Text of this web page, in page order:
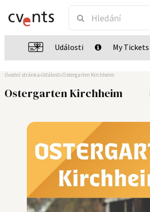
Události My Tickets
Úvodní stránka Události Ostergarten Kirchheim
Ostergarten Kirchheim